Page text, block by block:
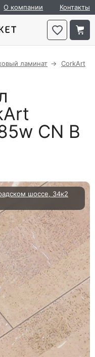
О компании Контакты
ламинат
CorkArt
CN B
шоссе, 34к2